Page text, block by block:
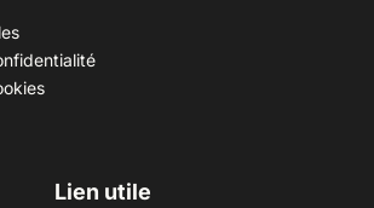
Lien utile